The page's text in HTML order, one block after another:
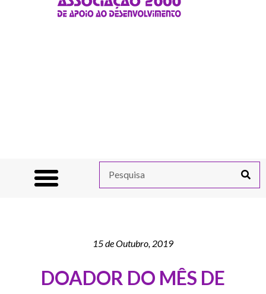
15 de Outubro, 2019
DOADOR DO MÊS DE